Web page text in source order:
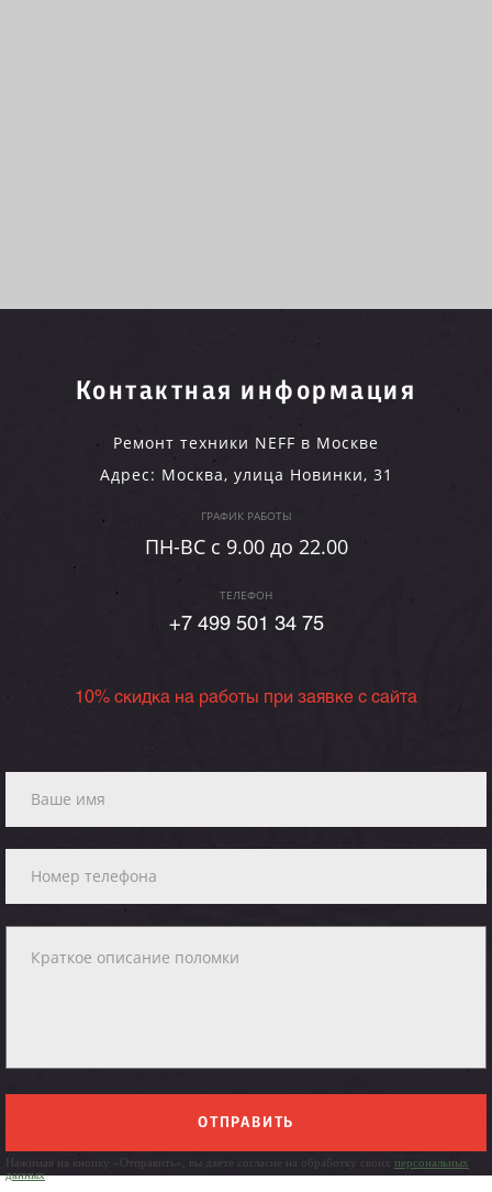
Контактная информация
Ремонт техники NEFF в Москве
Адрес: Москва, улица Новинки, 31
ГРАФИК РАБОТЫ
ПН-ВC c 9.00 до 22.00
ТЕЛЕФОН
+7 499 501 34 75
10% скидка на работы при заявке с сайта
ОТПРАВИТЬ
Нажимая на кнопку «Отправить», вы даете согласие на обработку своих персональных
данных